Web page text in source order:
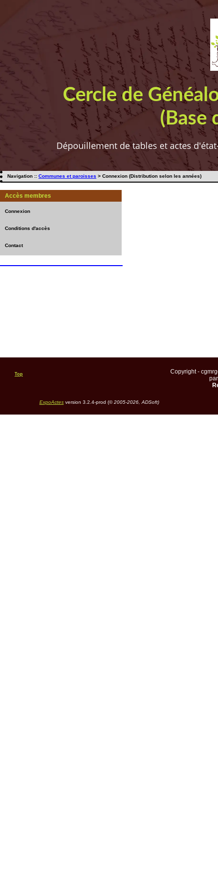
Cercle de
(Base
Dépouillement de tables et actes
Navigation :: Communes et paroisses > Connexion (Distribution selon les années)
Accès membres
Connexion
Conditions d'accès
Contact
Top
Copyright -
ExpoActesversion 3.2.4-prod (©2005-2026, ADSoft)